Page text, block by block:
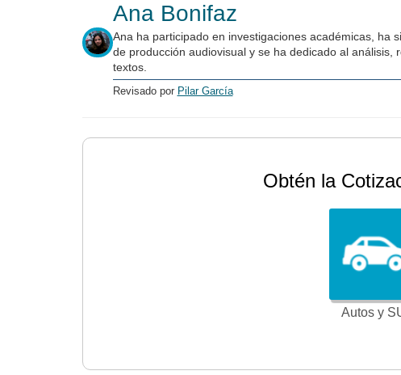
Ana Bonifaz
Ana ha participado en investigaciones académicas, ha
de producción audiovisual y se ha dedicado al análisis,
textos.
Revisado por Pilar García
Obtén la
Autos y